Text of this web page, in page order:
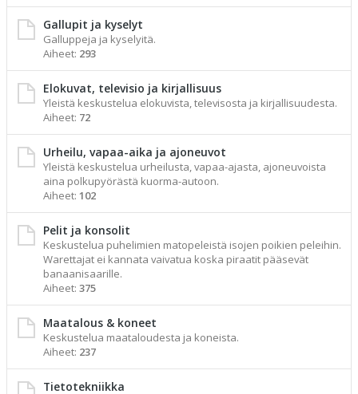
Gallupit ja kyselyt
Galluppeja ja kyselyitä.
Aiheet: 293
Elokuvat, televisio ja kirjallisuus
Yleistä keskustelua elokuvista, televisosta ja kirjallisuudesta.
Aiheet: 72
Urheilu, vapaa-aika ja ajoneuvot
Yleistä keskustelua urheilusta, vapaa-ajasta, ajoneuvoista
aina polkupyörästä kuorma-autoon.
Aiheet: 102
Pelit ja konsolit
Keskustelua puhelimien matopeleistä isojen poikien peleihin.
Warettajat ei kannata vaivatua koska piraatit pääsevät
banaanisaarille.
Aiheet: 375
Maatalous & koneet
Keskustelua maataloudesta ja koneista.
Aiheet: 237
Tietotekniikka